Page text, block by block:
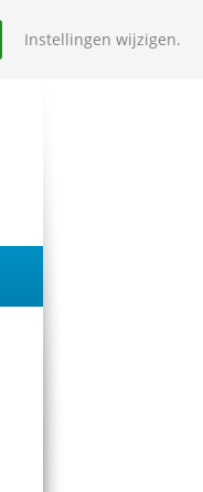
Instellingen wijzigen.